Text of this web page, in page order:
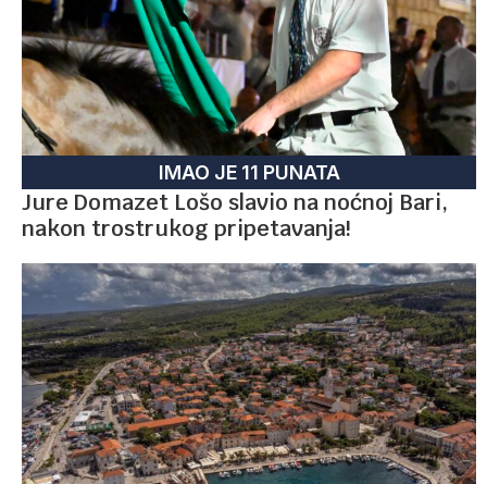
IMAO JE 11 PUNATA
Jure Domazet Lošo slavio na noćnoj Bari,
nakon trostrukog pripetavanja!